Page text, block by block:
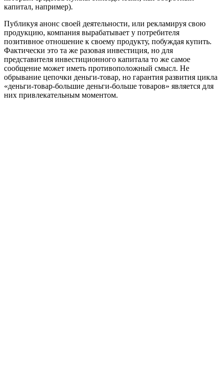
капитал, например).
Публикуя анонс своей деятельности, или рекламируя свою
продукцию, компания вырабатывает у потребителя
позитивное отношение к своему продукту, побуждая купить.
Фактически это та же разовая инвестиция, но для
представителя инвестиционного капитала то же самое
сообщение может иметь противоположный смысл. Не
обрывание цепочки деньги-товар, но гарантия развития цикла
«деньги-товар-большие деньги-больше товаров» является для
них привлекательным моментом.